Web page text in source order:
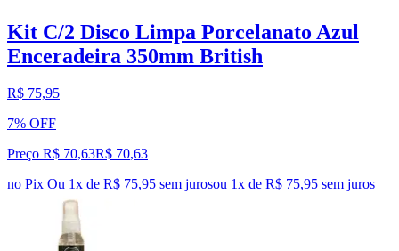
Kit C/2 Disco Limpa Porcelanato Azul
Enceradeira 350mm British
R$ 75,95
7% OFF
Preço R$ 70,63R$ 70,63
no Pix Ou 1x de R$ 75,95 sem jurosou 1x de R$ 75,95 sem juros